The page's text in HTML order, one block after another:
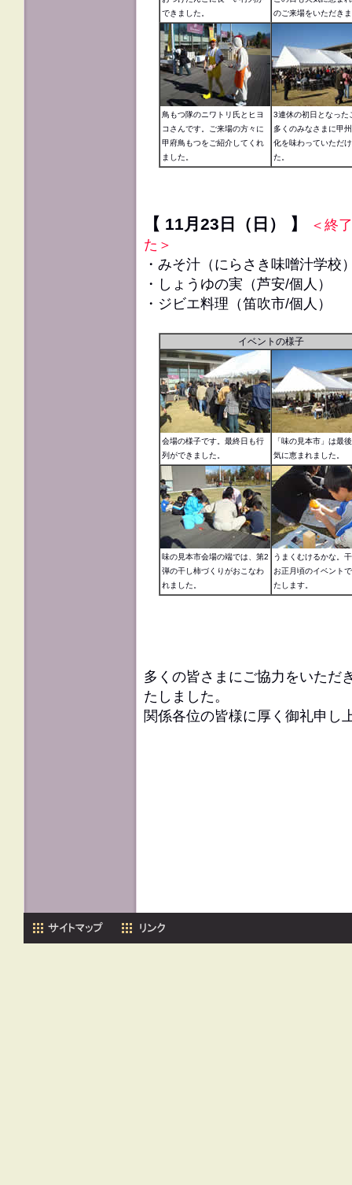
できました。
のご来場をいただき
鳥もつ隊のニワトリ氏とヒヨ
コさんです。ご来場の方々に
甲府鳥もつをご紹介してくれ
ました。
3連休の初日となった
多くのみなさまに甲
化を味わっていただ
た。
【 11月23日（日） 】
＜終
た＞
・みそ汁（にらさき味噌汁学校
・しょうゆの実（芦安/個人）
・ジビエ料理（笛吹市/個人）
イベントの様子
会場の様子です。最終日も行
列ができました。
「味の見本市」は最
気に恵まれました。
味の見本市会場の端では、第2
弾の干し柿づくりがおこなわ
れました。
うまくむけるかな。
お正月頃のイベント
たします。
多くの皆さまにご協力をいただ
たしました。
関係各位の皆様に厚く御礼申し